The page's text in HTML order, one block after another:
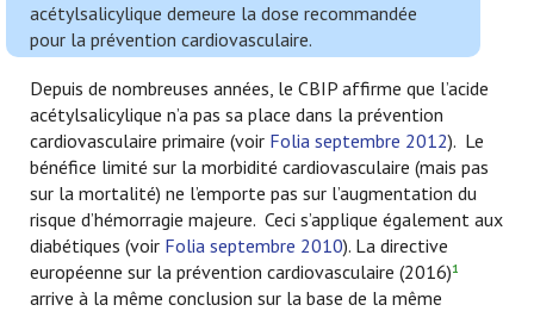
acétylsalicylique demeure la dose recommandée
pour la prévention cardiovasculaire.
Depuis de nombreuses années, le CBIP affirme que l’acide
acétylsalicylique n’a pas sa place dans la prévention
cardiovasculaire primaire (voir Folia septembre 2012). Le
bénéfice limité sur la morbidité cardiovasculaire (mais pas
sur la mortalité) ne l’emporte pas sur l’augmentation du
risque d’hémorragie majeure. Ceci s’applique également aux
diabétiques (voir Folia septembre 2010). La directive
européenne sur la prévention cardiovasculaire (2016)1
arrive à la même conclusion sur la base de la même